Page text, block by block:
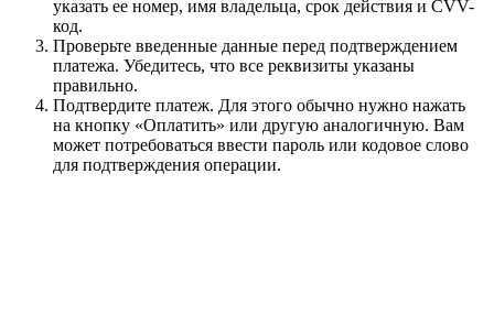
указать ее номер, имя владельца, срок действия и CVV-
код.
Проверьте введенные данные перед подтверждением
платежа. Убедитесь, что все реквизиты указаны
правильно.
Подтвердите платеж. Для этого обычно нужно нажать
на кнопку «Оплатить» или другую аналогичную. Вам
может потребоваться ввести пароль или кодовое слово
для подтверждения операции.